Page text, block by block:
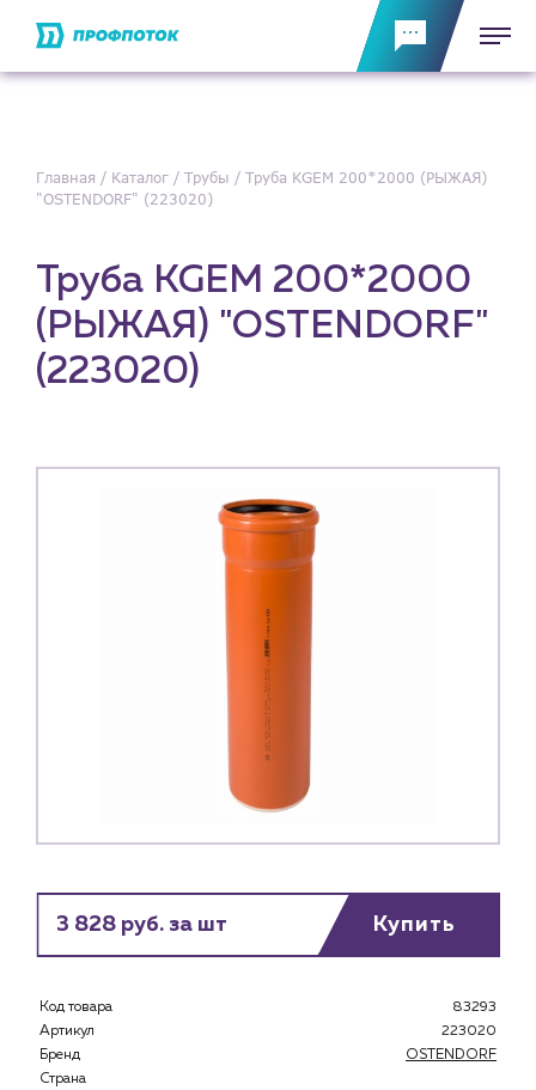
Главная Каталог Трубы
Труба KGEM 200*2000 (РЫЖАЯ)
"OSTENDORF" (223020)
Труба KGEM 200*2000
(РЫЖАЯ) "OSTENDORF"
(223020)
3 828 руб. за шт Купить
Код товара
83293
Артикул
223020
Бренд
OSTENDORF
Страна